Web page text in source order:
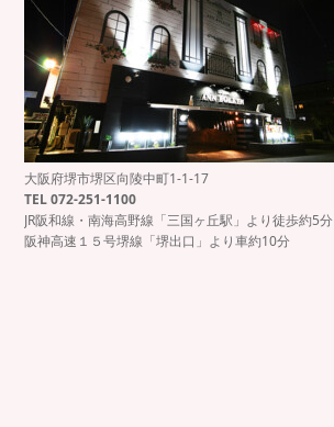
大阪府堺市堺区向陵中町1-1-17
TEL 072-251-1100
JR阪和線・南海高野線「三国ヶ丘駅」より徒歩約5分
阪神高速１５号堺線「堺出口」より車約10分